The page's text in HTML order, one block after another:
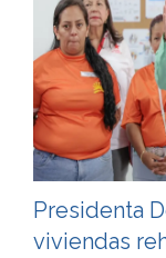
Presidenta
viviendas